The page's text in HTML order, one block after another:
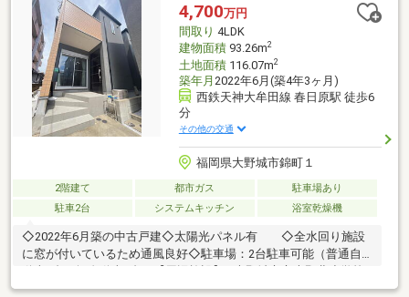
日公園徒歩3分、春日市役所徒歩2分、春日警察署徒歩3分、セブ
ンイレブン春日原駅前店徒歩7分、サニー 春日原店徒歩9分、業務
スーパー 大野城曙町店徒歩10分
4,700万円
間取り 4LDK
建物面積93.26m2
土地面積116.07m2
築年月 2022年6月(築4年3ヶ月)
西鉄天神大牟田線 春日原駅 徒歩6
分
その他の交通
福岡県大野城市錦町１
2階建て 都市ガス
駐車場あり
駐車2台
システムキッチン 浴室乾燥機
◇2022年6月築の中古戸建◇太陽光パネル有 ◇全水回り施設
に窓が付いているため通風良好◇駐車場：2台駐車可能（普通自
まで830m 徒歩11分2.大野城市立御陵中学校まで2430m 徒歩31分